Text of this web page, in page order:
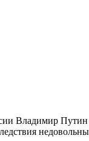
Владимир Путин